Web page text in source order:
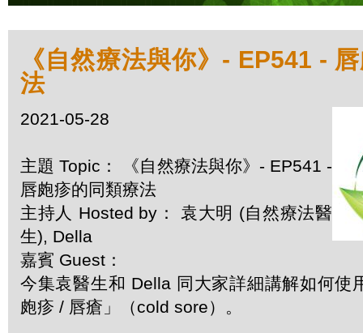
《自然療法與你》- EP541 -
法
2021-05-28
主題 Topic： 《自然療法與你》- EP541 -
唇皰疹的同類療法
主持人 Hosted by： 袁大明 (自然療法醫
生), Della
嘉賓 Guest：
今集袁醫生和 Della 同大家詳細講解如何使
皰疹 / 唇瘡」（cold sore）。